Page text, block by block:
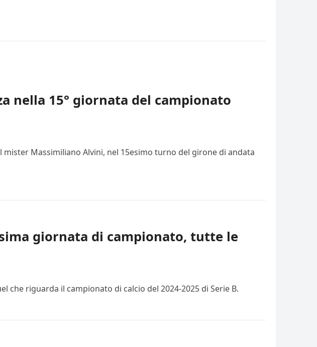
nella 15° giornata del campionato
mister Massimiliano Alvini, nel 15esimo turno del girone di andata
giornata di campionato, tutte le
che riguarda il campionato di calcio del 2024-2025 di Serie B.